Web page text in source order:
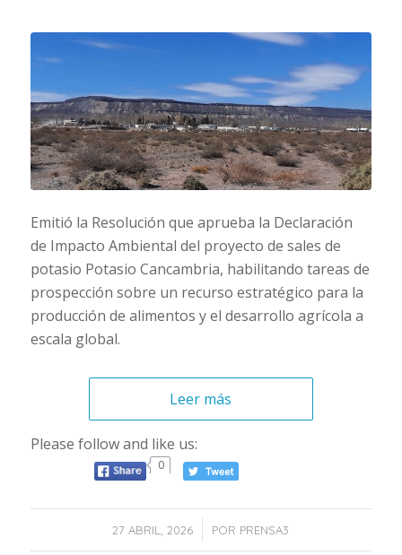
Emitió la Resolución que aprueba la Declaración
de Impacto Ambiental del proyecto de sales de
potasio Potasio Cancambria, habilitando tareas de
prospección sobre un recurso estratégico para la
producción de alimentos y el desarrollo agrícola a
escala global.
Leer más
Please follow and like us:
0
27 ABRIL, 2026
/ POR PRENSA3